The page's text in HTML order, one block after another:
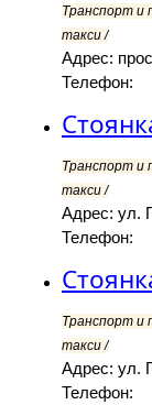
Транспорт и
такси /
Адрес:
Телефон:
Транспорт и
такси /
Адрес: ул.
Телефон:
Транспорт и
такси /
Адрес: ул.
Телефон: